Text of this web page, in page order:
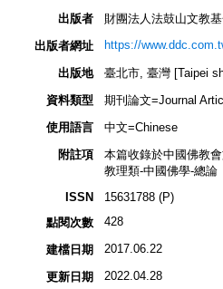
出版者
財團法人法鼓山文教
出版者網址
https://
出版地
臺北市, 臺灣 [Taipei
資料類型
期刊論文=Journal
使用語言
中文=Chinese
附註項
本篇收錄於中國佛教
教理類-中國佛學-總論
ISSN
15631788 (P)
點閱次數
428
建檔日期 2017.06.22
更新日期 2022.04.28